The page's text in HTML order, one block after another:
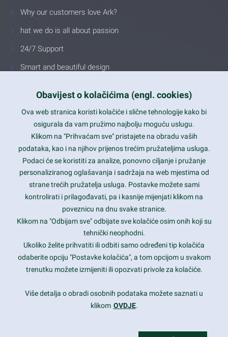
Why our customers love Ark?
hat we do is all about passion
24/7 Support
Smart and beautiful design
Latest trends and much more...
Contact Info
1600 Amphitheatre Parkway, Mountain View, CA 94043
prothemes.net@gmail.com
Daily: 9:00 am - 6:00 pm
Sunday: Closed
Copyright 2017FRESHFACE© All Rights Reserved
Obavijest o kolačićima (engl. cookies)
Ova web stranica koristi kolačiće i slične tehnologije kako bi
osigurala da vam pružimo najbolju moguću uslugu.
Klikom na "Prihvaćam sve" pristajete na obradu vaših
podataka, kao i na njihov prijenos trećim pružateljima usluga.
Podaci će se koristiti za analize, ponovno ciljanje i pružanje
personaliziranog oglašavanja i sadržaja na web mjestima od
strane trećih pružatelja usluga. Postavke možete sami
kontrolirati i prilagođavati, pa i kasnije mijenjati klikom na
poveznicu na dnu svake stranice.
Klikom na "Odbijam sve" odbijate sve kolačiće osim onih koji su
tehnički neophodni.
Ukoliko želite prihvatiti ili odbiti samo određeni tip kolačića
odaberite opciju "Postavke kolačića", a tom opcijom u svakom
trenutku možete izmijeniti ili opozvati privole za kolačiće.
Više detalja o obradi osobnih podataka možete saznati u
klikom OVDJE.